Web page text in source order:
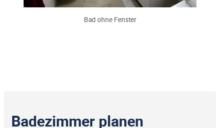
Bad ohne Fenster
Badezimmer planen